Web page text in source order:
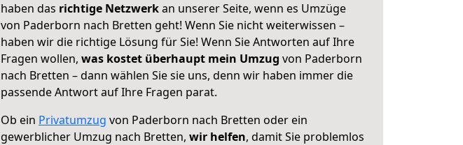
haben das richtige Netzwerkan unserer Seite, wenn es Umzüge
von Paderborn nach Bretten geht! Wenn Sie nicht weiterwissen –
haben wir die richtige Lösung für Sie! Wenn Sie Antworten auf Ihre
Fragen wollen, was kostet überhaupt mein Umzug von Paderborn
nach Bretten – dann wählen Sie sie uns, denn wir haben immer die
passende Antwort auf Ihre Fragen parat.
Ob ein Privatumzug von Paderborn nach Bretten oder ein
gewerblicher Umzug nach Bretten, wir helfen, damit Sie problemlos